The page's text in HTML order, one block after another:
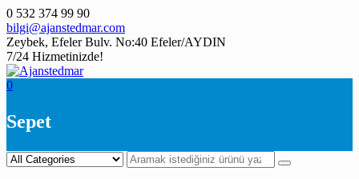
Skip
to
content
0 532 374 99 90
bilgi@ajanstedmar.com
Zeybek, Efeler Bulv. No:40 Efeler/AYDIN
7/24 Hizmetinizde!
0
Sepet